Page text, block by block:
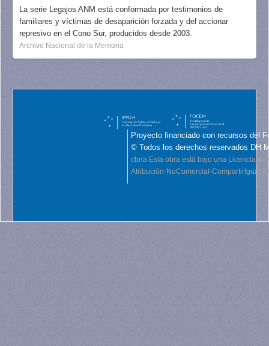
La serie Legajos ANM está conformada por testimonios de
familiares y víctimas de desaparición forzada y del accionar
represivo en el Cono Sur, producidos desde 2003.
Archivo Nacional de la Memoria
Proyecto financiado con recursos del
© Todos los derechos reservados DH
cbna Esta obra está bajo una Licencia
Atribución-NoComercial-CompartirIgual